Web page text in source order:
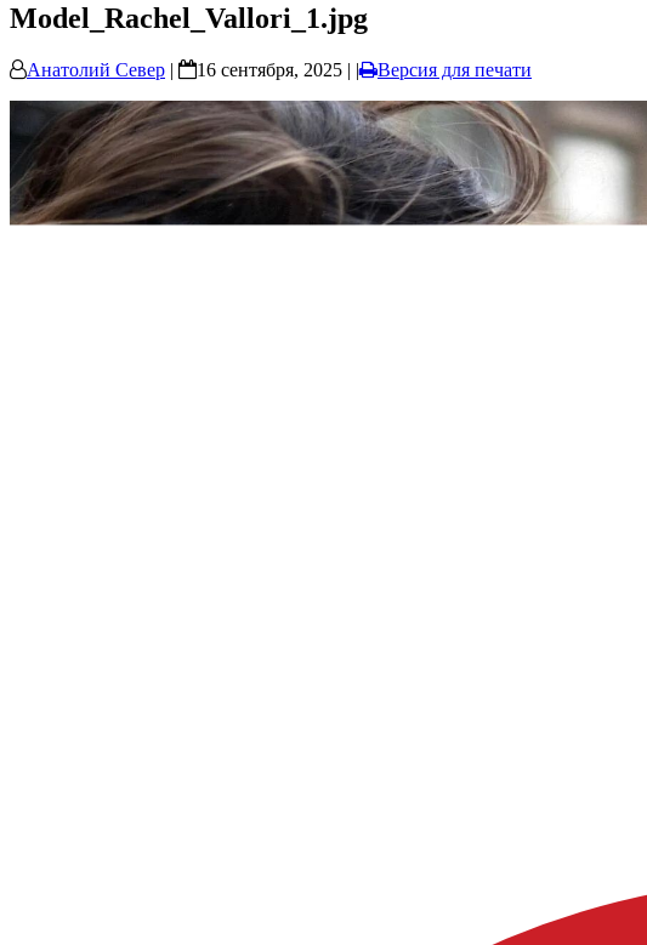
Model_Rachel_Vallori_1.jpg
Анатолий Север | 16 сентября, 2025 | | Версия для печати